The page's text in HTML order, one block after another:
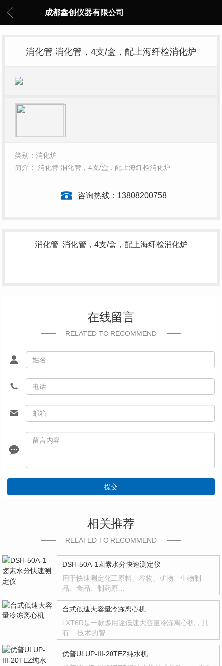
成都鑫创仪器有限公司
消化管 消化管，4支/盒，配上海纤检消化炉
类别：消化炉
简介： 消化管 消化管，4支/盒，配上海纤检消化炉
咨询热线： 13808200758
消化管 消化管，4支/盒，配上海纤检消化炉
在线留言
RELATED TO RECOMMEND
提交
相关推荐
RELATED TO RECOMMEND
DSH-50A-1卤素水分快速测定仪
用于快速测定化工原料、谷物、矿物、生物制
品、食品、制药原…
台式低速大容量冷冻离心机
l XT6R是一款多用途低速大容量冷冻离心机，具
有....技术的智…
优普ULUP-III-20TEZ纯水机